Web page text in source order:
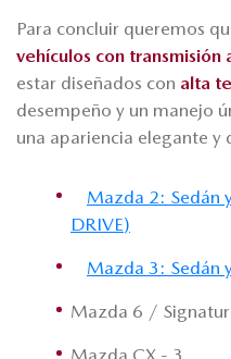
Para concluir queremos
vehículos con transmisión
estar diseñados con alta
desempeño y un manejo
una apariencia elegante y
Mazda 2: Sedán
DRIVE)
Mazda 3: Sedán
Mazda 6 /
Mazda CX - 3